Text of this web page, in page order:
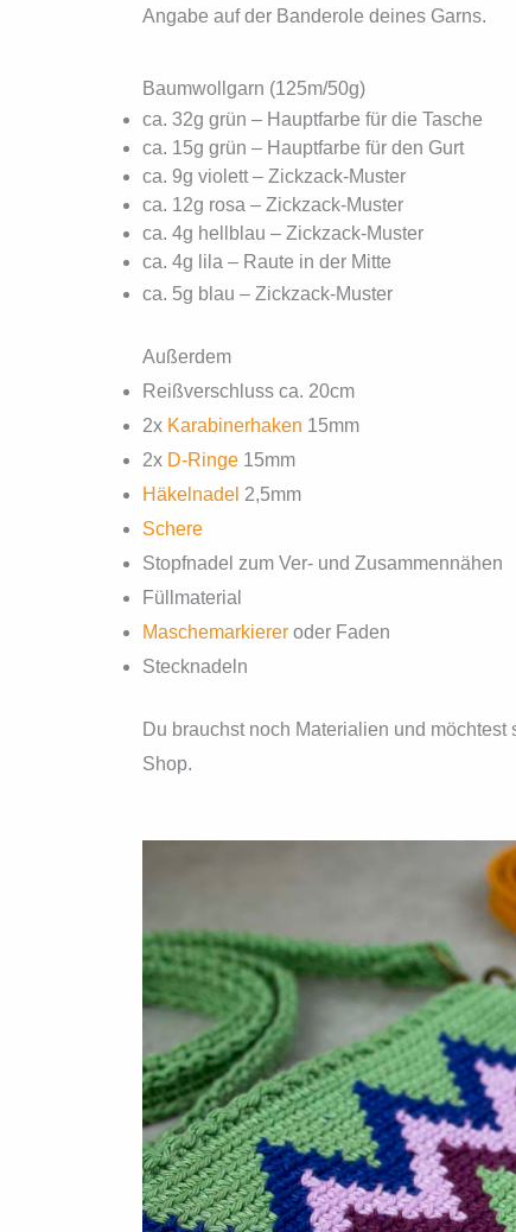
Angabe auf der Banderole deines Garns.
Baumwollgarn (125m/50g)
ca. 32g grün – Hauptfarbe für die Tasche
ca. 15g grün – Hauptfarbe für den Gurt
ca. 9g violett – Zickzack-Muster
ca. 12g rosa – Zickzack-Muster
ca. 4g hellblau – Zickzack-Muster
ca. 4g lila – Raute in der Mitte
ca. 5g blau – Zickzack-Muster
Außerdem
Reißverschluss ca. 20cm
2x Karabinerhaken 15mm
2x D-Ringe 15mm
Häkelnadel 2,5mm
Schere
Stopfnadel zum Ver- und Zusammennähen
Füllmaterial
Maschemarkierer oder Faden
Stecknadeln
Du brauchst noch Materialien und
Shop.